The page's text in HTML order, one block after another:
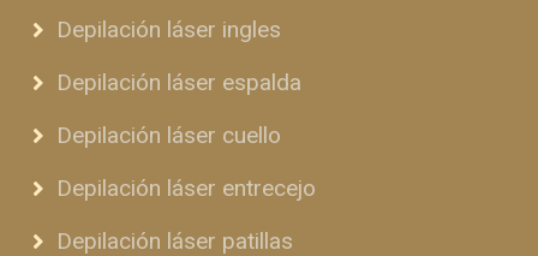
Depilación láser ingles
Depilación láser espalda
Depilación láser cuello
Depilación láser entrecejo
Depilación láser patillas